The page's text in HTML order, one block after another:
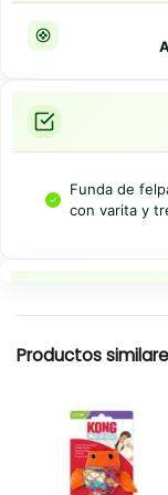
Funda de
con varita y
Productos